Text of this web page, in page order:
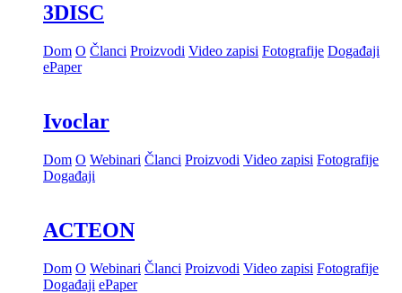
3DISC
Dom O Članci Proizvodi Video zapisi Fotografije Događaji
ePaper
Ivoclar
Dom O Webinari Članci Proizvodi Video zapisi Fotografije
Događaji
ACTEON
Dom O Webinari Članci Proizvodi Video zapisi Fotografije
Događaji ePaper